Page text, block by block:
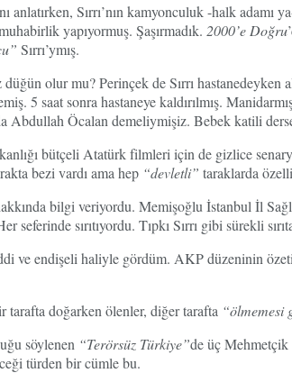
anlatırken, Sırrı’nın kamyonculuk -halk
yapıyormuş. Şaşırmadık. 2000’e Doğru
Sırrı’ymış.
olur mu? Perinçek de Sırrı hastanedeyken
5 saat sonra hastaneye kaldırılmış.
Abdullah Öcalan demeliymişiz. Bebek katili
bütçeli Atatürk filmleri için de gizlice
bezi vardı ama hep “devletli” taraklarda
bilgi veriyordu. Memişoğlu İstanbul İl
sırıtıyordu. Tıpkı Sırrı gibi sürekli
ve endişeli haliyle gördüm. AKP düzeninin
doğarken ölenler, diğer tarafta “ölmemesi
söylenen “Terörsüz Türkiye”de üç Mehmetçik
türden bir cümle bu.